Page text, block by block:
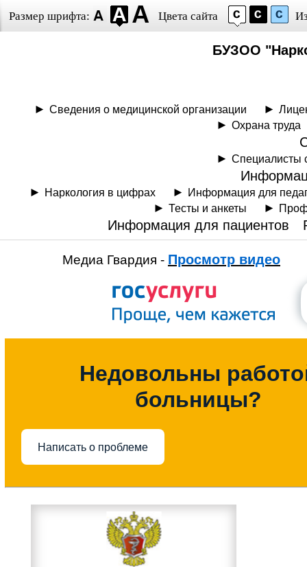
Размер шрифта: Цвета сайта
БУЗОО
Сведения о медицинской организации
Охрана труда
Специалисты
Наркология в цифрах
Информация для
Тесты и анкеты
Информация для пациентов
Медиа Гвардия - Просмотр видео
Недовольны
больницы?
Написать о проблеме